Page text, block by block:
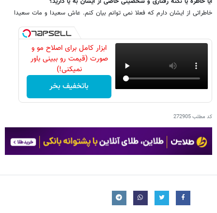
خاطراتی از ایشان دارم که فعلا نمی توانم بیان کنم. عاش سعیدا و مات سعیدا
ابزار کامل برای اصلاح مو و
صورت (قیمت رو ببینی باور
نمیکنی!)
باتخفیف بخر
کد مطلب272905